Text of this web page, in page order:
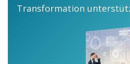
Transformation